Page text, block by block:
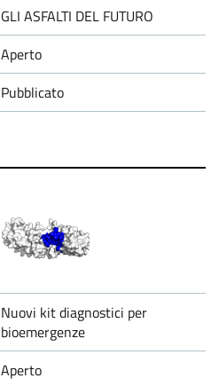
GLI ASFALTI DEL FUTURO
Aperto
Pubblicato
Nuovi kit diagnostici per
bioemergenze
Aperto